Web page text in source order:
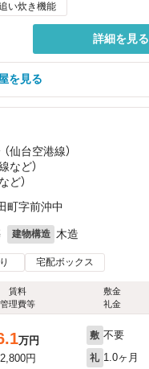
い炊き機能
詳細を見る
を見る
仙台空港線）
など）
など）
町字前沖中
建物構造 木造
宅配ボックス
賃料
管理費等
敷金
礼金
万円
2,800円
敷 不要
礼 1.0ヶ月